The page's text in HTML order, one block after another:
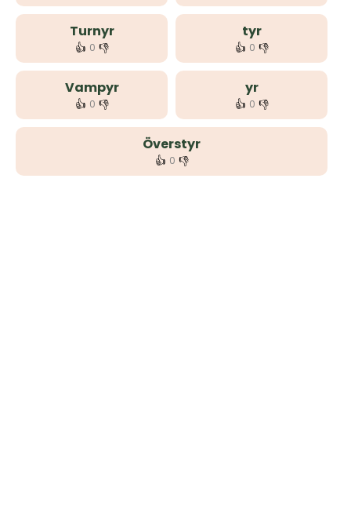
Turnyr
👍 0 👎
tyr
👍 0 👎
Vampyr
👍 0 👎
yr
👍 0 👎
Överstyr
👍 0 👎